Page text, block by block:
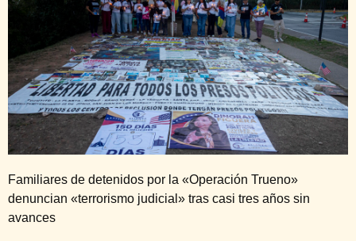
Familiares de detenidos por la «Operación Trueno»
denuncian «terrorismo judicial» tras casi tres años sin
avances